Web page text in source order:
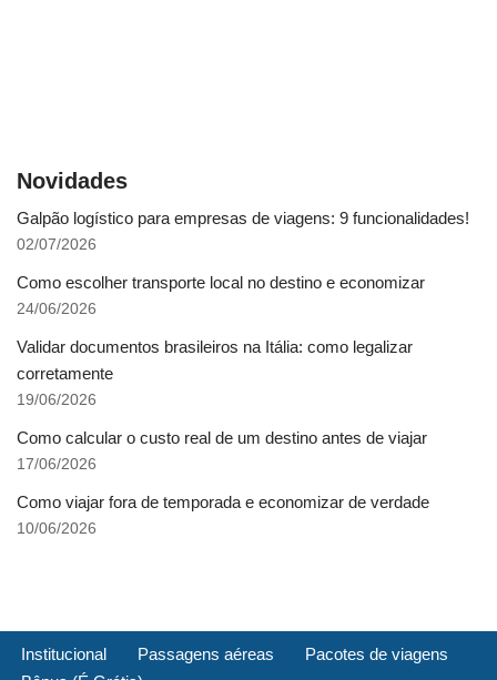
Novidades
Galpão logístico para empresas de viagens: 9 funcionalidades!
02/07/2026
Como escolher transporte local no destino e economizar
24/06/2026
Validar documentos brasileiros na Itália: como legalizar
corretamente
19/06/2026
Como calcular o custo real de um destino antes de viajar
17/06/2026
Como viajar fora de temporada e economizar de verdade
10/06/2026
Institucional Passagens aéreas
Pacotes de viagens